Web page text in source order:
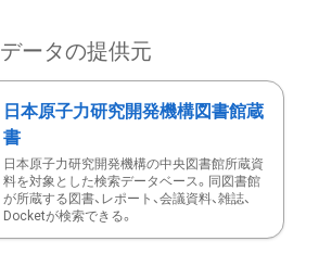
データの提供元
日本原子力研究開発機構図書館蔵
書
日本原子力研究開発機構の中央図書館所蔵資
料を対象とした検索データベース。同図書館
が所蔵する図書、レポート、会議資料、雑誌、
Docketが検索できる。